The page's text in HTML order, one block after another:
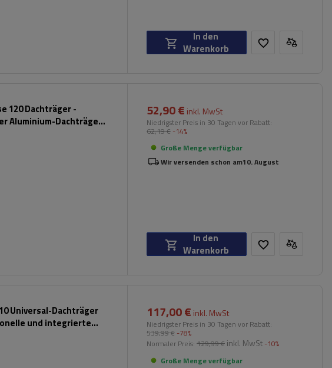
In den
Warenkorb
120 Dachträger -
Aluminium-Dachträger
52,90 € inkl. MwSt
Niedrigster Preis in 30 Tagen vor Rabatt:
62,19 € -14%
Große Menge verfügbar
Wir versenden schon am10. August
In den
Warenkorb
Universal-Dachträger
und integrierte
117,00 € inkl. MwSt
Niedrigster Preis in 30 Tagen vor Rabatt:
539,99 € -78%
Normaler Preis: 129,99 € inkl. MwSt -10%
Große Menge verfügbar